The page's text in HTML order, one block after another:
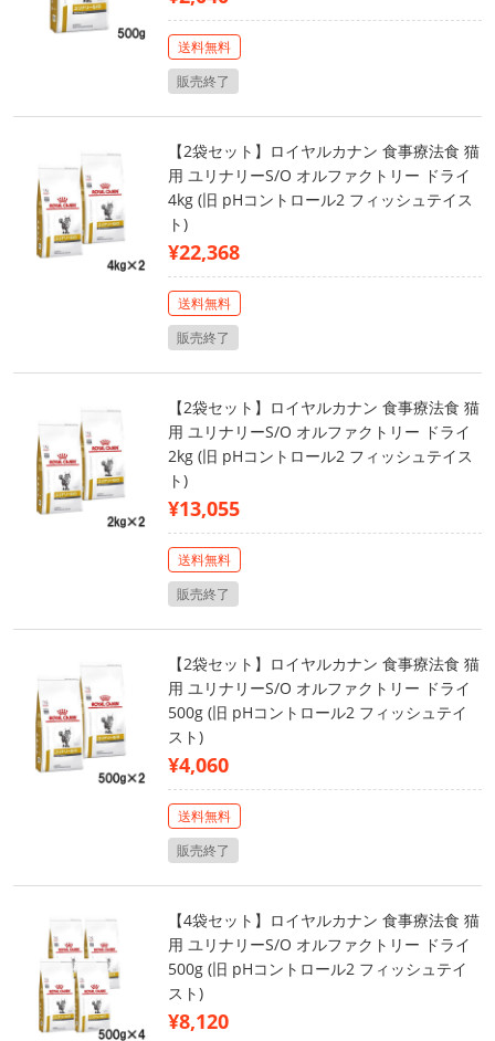
送料無料
販売終了
【2袋セット】ロイヤルカナン 食事療法食 猫
用 ユリナリーS/O オルファクトリー ドライ
4kg (旧 pHコントロール2 フィッシュテイス
ト)
¥22,368
送料無料
販売終了
【2袋セット】ロイヤルカナン 食事療法食 猫
用 ユリナリーS/O オルファクトリー ドライ
2kg (旧 pHコントロール2 フィッシュテイス
ト)
¥13,055
送料無料
販売終了
【2袋セット】ロイヤルカナン 食事療法食 猫
用 ユリナリーS/O オルファクトリー ドライ
500g (旧 pHコントロール2 フィッシュテイ
スト)
¥4,060
送料無料
販売終了
【4袋セット】ロイヤルカナン 食事療法食 猫
用 ユリナリーS/O オルファクトリー ドライ
500g (旧 pHコントロール2 フィッシュテイ
スト)
¥8,120